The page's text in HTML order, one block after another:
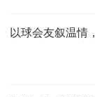
以球会友叙温情